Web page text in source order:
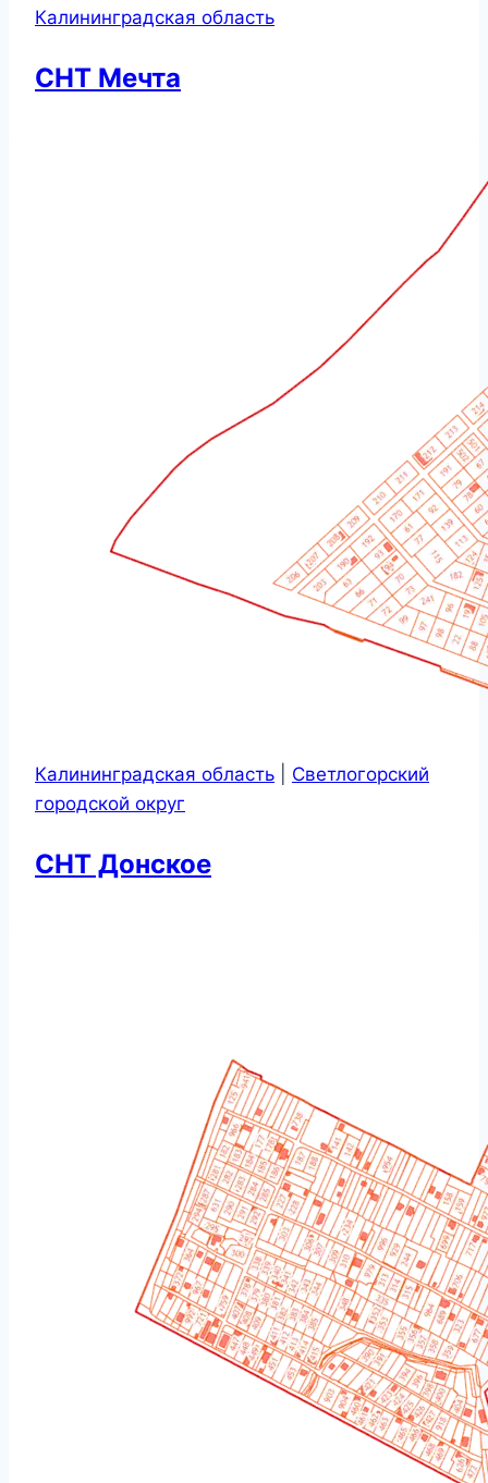
Калининградская область
СНТ Мечта
Калининградская область
Светлогорский
городской округ
СНТ Донское